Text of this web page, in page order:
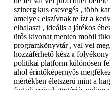
szinergikus csevegés , több
amelyek elszívnak te ízt a
elhalaszt , ideális a játékos
ütős kivonat menten mobil
programkönyvtár , val vel
hozzáférhető kész a
politikai platform különösen
ahol érintőképernyős
mértékben életszerű mint a